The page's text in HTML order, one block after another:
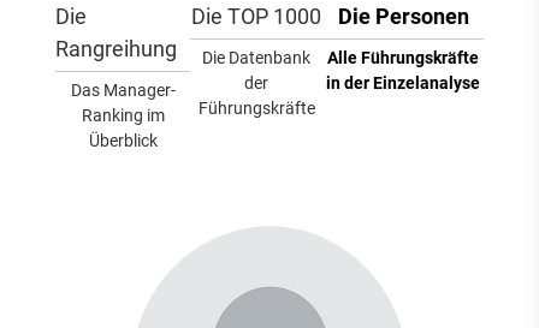
Die
Rangreihung
Das Manager-
Ranking im
Überblick
Die TOP 1000
Die Datenbank
der
Führungskräfte
Die Personen
Alle Führungskräfte
in der Einzelanalyse